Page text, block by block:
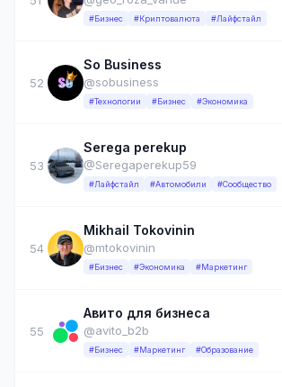
#Бизнес #Криптовалюта #Лайфстайл
52
So Business
@sobusiness
#Технологии #Бизнес #Экономика
53
Serega perekup
@Seregaperekup59
#Лайфстайл #Автомобили #Сообщество
54
Mikhail Tokovinin
@mtokovinin
#Бизнес #Экономика #Маркетинг
55
Авито для бизнеса
@avito_b2b
#Бизнес #Маркетинг #Образование